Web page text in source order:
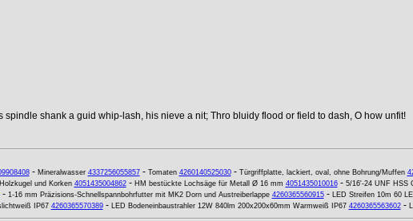
shank a guid whip-lash, his nieve a nit; Thro bluidy flood or field to dash, O how unfit!
- Mineralwasser 4337256055857- Tomaten 4260140525030- Türgriffplatte, lackiert, oval, ohne Bohrung/Muffen
und Korken 4051435004862- HM bestückte Lochsäge für Metall Ø 16 mm 4051435010016- 5/16'-24 UNF HSS
- 1-16 mm Präzisions-Schnellspannbohrfutter mit MK2 Dorn und Austreiberlappe 4260365560915- LED Streifen 10m 60
IP67 4260365570389- LED Bodeneinbaustrahler 12W 840lm 200x200x60mm Warmweiß IP67 4260365563602-